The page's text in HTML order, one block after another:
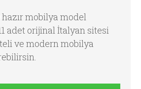
hazır mobilya model
adet orijinal İtalyan sitesi
ve modern mobilya